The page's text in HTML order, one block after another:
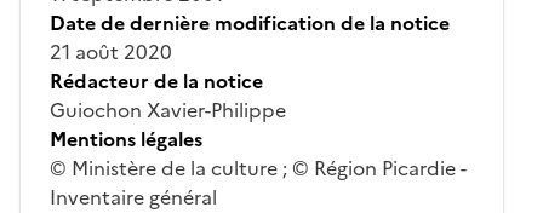
Date de dernière modification de la notice
21 août 2020
Rédacteur de la notice
Guiochon Xavier-Philippe
Mentions légales
© Ministère de la culture ; © Région Picardie -
Inventaire général